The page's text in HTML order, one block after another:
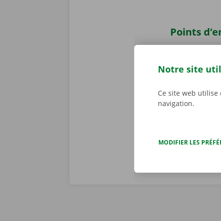
Points
Récupérer
facilement
Service
camion de
Notre site
Ce site web
navigation.
MODIFIER LES